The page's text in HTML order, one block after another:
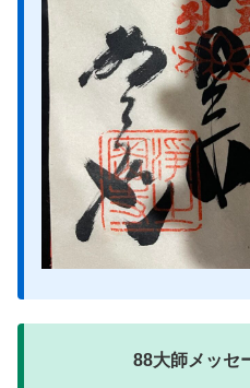
88大師メッセ